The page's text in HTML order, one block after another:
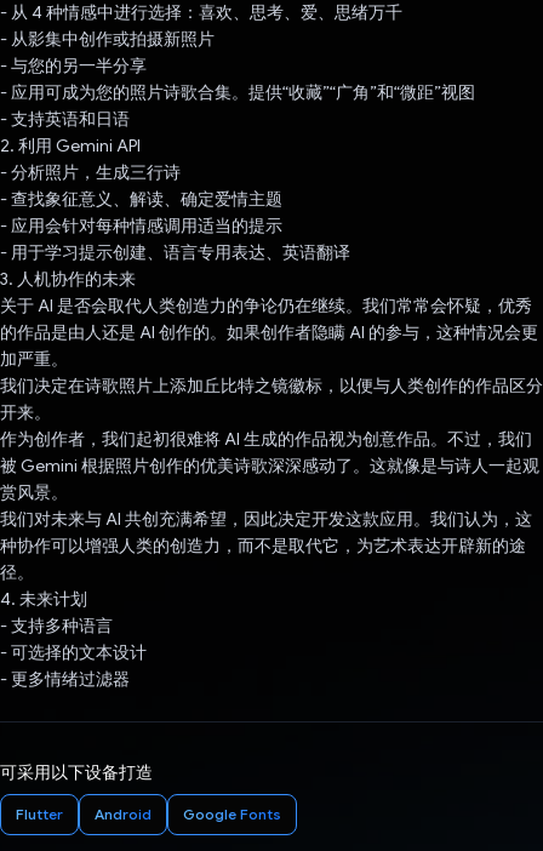
- 从 4 种情感中进行选择：喜欢、思考、爱、思绪万千
- 从影集中创作或拍摄新照片
- 与您的另一半分享
- 应用可成为您的照片诗歌合集。提供“收藏”“广角”和“微距”视图
- 支持英语和日语
2. 利用 Gemini API
- 分析照片，生成三行诗
- 查找象征意义、解读、确定爱情主题
- 应用会针对每种情感调用适当的提示
- 用于学习提示创建、语言专用表达、英语翻译
3. 人机协作的未来
关于 AI 是否会取代人类创造力的争论仍在继续。我们常常会怀疑，优秀
的作品是由人还是 AI 创作的。如果创作者隐瞒 AI 的参与，这种情况会更
加严重。
我们决定在诗歌照片上添加丘比特之镜徽标，以便与人类创作的作品区分
开来。
作为创作者，我们起初很难将 AI 生成的作品视为创意作品。不过，我们
被 Gemini 根据照片创作的优美诗歌深深感动了。这就像是与诗人一起观
赏风景。
我们对未来与 AI 共创充满希望，因此决定开发这款应用。我们认为，这
种协作可以增强人类的创造力，而不是取代它，为艺术表达开辟新的途
径。
4. 未来计划
- 支持多种语言
- 可选择的文本设计
- 更多情绪过滤器
可采用以下设备打造
Flutter Android Google Fonts